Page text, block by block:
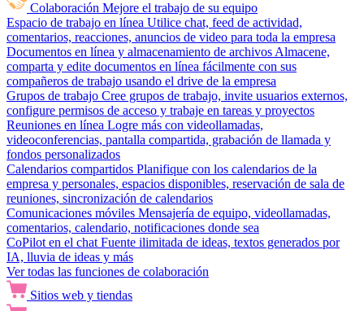
Colaboración Mejore el trabajo de su equipo
Espacio de trabajo en línea Utilice chat, feed de actividad,
comentarios, reacciones, anuncios de video para toda la empresa
Documentos en línea y almacenamiento de archivos Almacene,
comparta y edite documentos en línea fácilmente con sus
compañeros de trabajo usando el drive de la empresa
Grupos de trabajo Cree grupos de trabajo, invite usuarios externos,
configure permisos de acceso y trabaje en tareas y proyectos
Reuniones en línea Logre más con videollamadas,
videoconferencias, pantalla compartida, grabación de llamada y
fondos personalizados
Calendarios compartidos Planifique con los calendarios de la
empresa y personales, espacios disponibles, reservación de sala de
reuniones, sincronización de calendarios
Comunicaciones móviles Mensajería de equipo, videollamadas,
comentarios, calendario, notificaciones donde sea
CoPilot en el chat Fuente ilimitada de ideas, textos generados por
IA, lluvia de ideas y más
Ver todas las funciones de colaboración
Sitios web y tiendas